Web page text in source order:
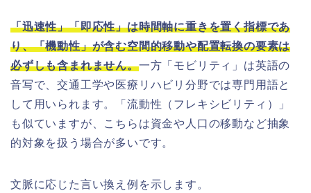
「迅速性」「即応性」は時間軸に重きを置く指標であ
り、「機動性」が含む空間的移動や配置転換の要素は
必ずしも含まれません。一方「モビリティ」は英語の
音写で、交通工学や医療リハビリ分野では専門用語と
して用いられます。「流動性（フレキシビリティ）」
も似ていますが、こちらは資金や人口の移動など抽象
的対象を扱う場合が多いです。
文脈に応じた言い換え例を示します。